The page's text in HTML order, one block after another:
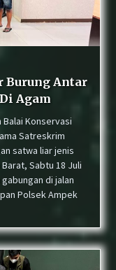
Sumatera Barat dan
Sepakati RKT
Jalan Strategis
Padang Serahkan
yang Terjatuh ke
Sumbar, COP, dan LK
Harimau Sumatera
Burung Antar
Agam
Konservasi
Satreskrim
satwa liar jenis
Sabtu 18 Juli
di jalan
Polsek Ampek